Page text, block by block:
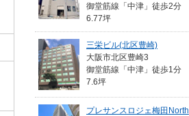
御堂筋線「中津」徒歩2分
6.77坪
三栄ビル(北区豊崎)
大阪市北区豊崎3
御堂筋線「中津」徒歩1分
7.6坪
プレサンスロジェ梅田North